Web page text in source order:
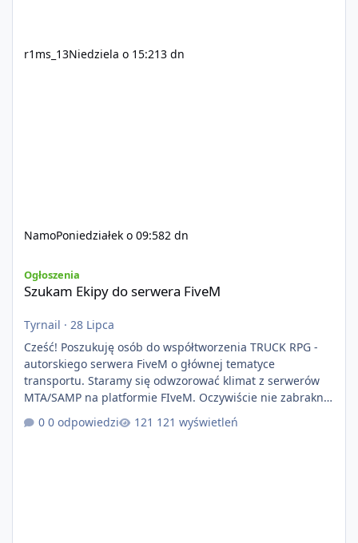
r1ms_13Niedziela o 15:213 dn
NamoPoniedziałek o 09:582 dn
Ogłoszenia
Szukam Ekipy do serwera FiveM
Tyrnail · 28 Lipca
Cześć! Poszukuję osób do współtworzenia TRUCK RPG -
autorskiego serwera FiveM o głównej tematyce
transportu. Staramy się odwzorować klimat z serwerów
MTA/SAMP na platformie FIveM. Oczywiście nie zabraknie
kontentu dla graczy którzy chcą robić coś innego niż
jeździć ciężarówką. Projekt tworzony jest od podstaw z
0 odpowiedzi 121 wyświetleń